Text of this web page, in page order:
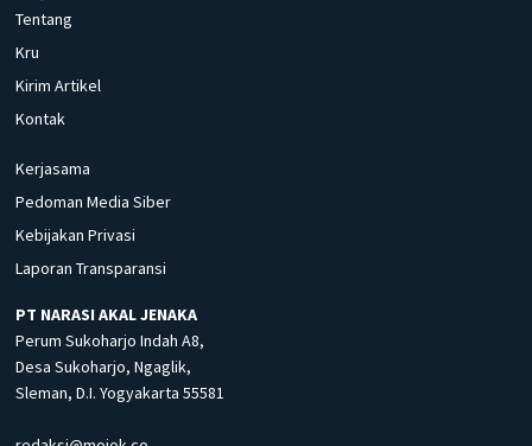
Tentang
Kru
Kirim Artikel
Kontak
Kerjasama
Pedoman Media Siber
Kebijakan Privasi
Laporan Transparansi
PT NARASI AKAL JENAKA
Perum Sukoharjo Indah A8,
Desa Sukoharjo, Ngaglik,
Sleman, D.I. Yogyakarta 55581